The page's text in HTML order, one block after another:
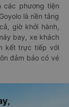
các phương tiện
là nền tảng
giờ khởi hành,
bay, xe khách
kết trực tiếp với
đảm bảo có vé